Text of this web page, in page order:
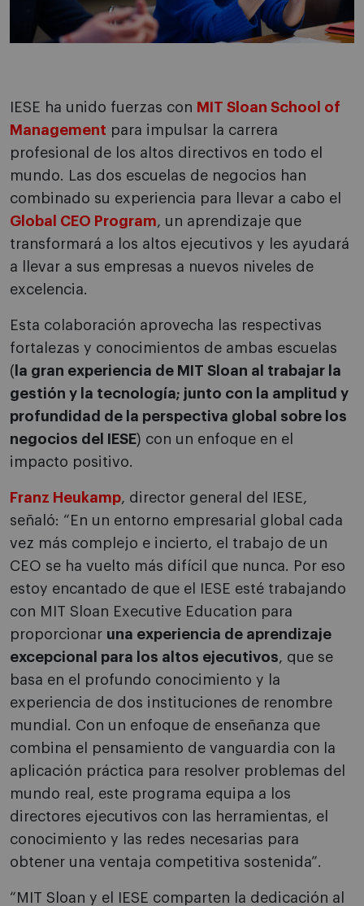
IESE ha unido fuerzas con MIT Sloan School of
Management para impulsar la carrera
profesional de los altos directivos en todo el
mundo. Las dos escuelas de negocios han
combinado su experiencia para llevar a cabo el
Global CEO Program, un aprendizaje que
transformará a los altos ejecutivos y les ayudará
a llevar a sus empresas a nuevos niveles de
excelencia.
Esta colaboración aprovecha las respectivas
fortalezas y conocimientos de ambas escuelas
( la gran experiencia de MIT Sloan al trabajar la
gestión y la tecnología; junto con la amplitud y
profundidad de la perspectiva global sobre los
negocios del IESE) con un enfoque en el
impacto positivo.
Franz Heukamp, ​​director general del IESE,
señaló: “En un entorno empresarial global cada
vez más complejo e incierto, el trabajo de un
CEO se ha vuelto más difícil que nunca. Por eso
estoy encantado de que el IESE esté trabajando
con MIT Sloan Executive Education para
proporcionar una experiencia de aprendizaje
excepcional para los altos ejecutivos, que se
basa en el profundo conocimiento y la
experiencia de dos instituciones de renombre
mundial. Con un enfoque de enseñanza que
combina el pensamiento de vanguardia con la
aplicación práctica para resolver problemas del
mundo real, este programa equipa a los
directores ejecutivos con las herramientas, el
conocimiento y las redes necesarias para
obtener una ventaja competitiva sostenida”.
“MIT Sloan y el IESE comparten la dedicación al